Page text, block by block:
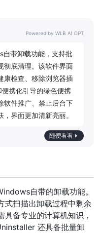
Powered by WLB AI OPT
带卸载功能，支持批
彻底清理。该软件界面
康检查、移除浏览器插
携化引导的绿色便携
软件推广、禁止后台下
界面更加清新亮丽。
随便看看
自带的卸载功能。
式扫描出卸载过程中剩余
备专业的计算机知识，
还具备批量卸